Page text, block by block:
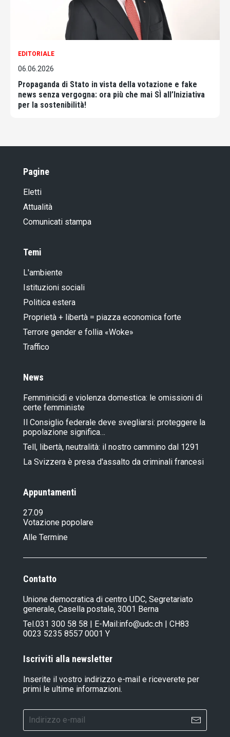
EDITORIALE
06.06.2026
Propaganda di Stato in vista della votazione e fake
news senza vergogna: ora più che mai SÌ all’Iniziativa
per la sostenibilità!
Pagine
Eletti
Attualità
Comunicati stampa
Temi
L'ambiente
Istituzioni sociali
Politica estera
Proprietà + libertà = piazza economica forte
Terrore gender e follia «Woke»
Traffico
News
Femminicidi e violenza domestica: le omissioni di
certe femministe
Il Consiglio federale deve svegliarsi: proteggere la
popolazione significa…
Tell, libertà, neutralità: il nostro cammino dal 1291
La Svizzera è presa d'assalto da criminali francesi
Appuntamenti
27.09
Votazione popolare
Alle Termine
Contatto
Unione democratica di centro UDC, Segretariato
generale, Casella postale, 3001 Berna
Tel.031 300 58 58 | E-Mail:info@udc.ch | CH83
0023 5235 8557 0001 Y
Iscriviti alla newsletter
Inserite il vostro indirizzo e-mail e riceverete per
primi le ultime informazioni.